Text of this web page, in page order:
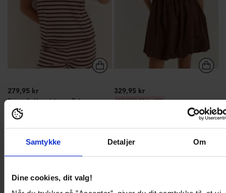
Samtykke Detaljer Om
Dine cookies, dit valg!
279,95 kr
Pcjeya Ss V-neck Loose Polo
PIECES
329,95 kr
MEMBER DEAL 40%